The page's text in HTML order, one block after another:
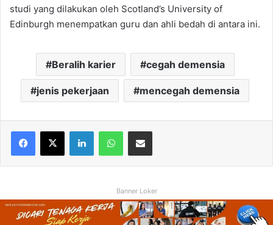
studi yang dilakukan oleh Scotland’s University of
Edinburgh menempatkan guru dan ahli bedah di antara ini.
Beralih karier cegah demensia
jenis pekerjaan mencegah demensia
Facebook
X LinkedInWhatsAppShare via Email
Banner Loker